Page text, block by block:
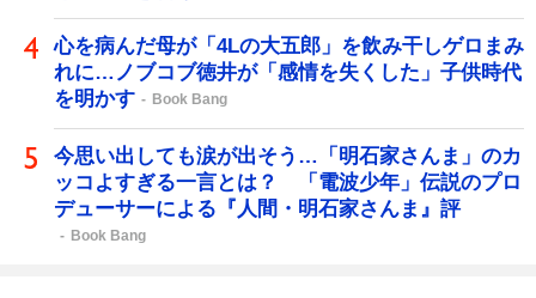
心を病んだ母が「4Lの大五郎」を飲み干しゲロまみ
れに…ノブコブ徳井が「感情を失くした」子供時代
を明かす
Book Bang
今思い出しても涙が出そう…「明石家さんま」のカ
ッコよすぎる一言とは？ 「電波少年」伝説のプロ
デューサーによる『人間・明石家さんま』評
Book Bang